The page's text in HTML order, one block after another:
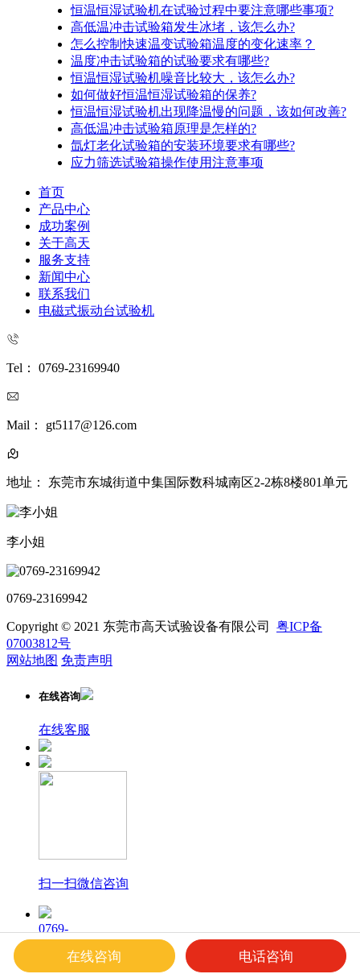
恒温恒湿试验机在试验过程中要注意哪些事项?
高低温冲击试验箱发生冰堵，该怎么办?
怎么控制快速温变试验箱温度的变化速率？
温度冲击试验箱的试验要求有哪些?
恒温恒湿试验机噪音比较大，该怎么办?
如何做好恒温恒湿试验箱的保养?
恒温恒湿试验机出现降温慢的问题，该如何改善?
高低温冲击试验箱原理是怎样的?
氙灯老化试验箱的安装环境要求有哪些?
应力筛选试验箱操作使用注意事项
首页
产品中心
成功案例
关于高天
服务支持
新闻中心
联系我们
电磁式振动台试验机
Tel： 0769-23169940
Mail： gt5117@126.com
地址： 东莞市东城街道中集国际数科城南区2-2栋8楼801单元
李小姐
0769-23169942
Copyright © 2021 东莞市高天试验设备有限公司 粤ICP备
07003812号
网站地图 免责声明
在线咨询
在线客服
扫一扫微信咨询
0769-
23169940
在线咨询 电话咨询